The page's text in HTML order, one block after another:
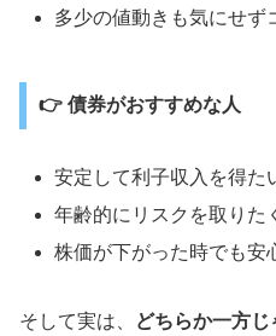
多少の値動きも気にせず
👉 債券がおすすめな人
安定して利子収入を得た
年齢的にリスクを取りた
株価が下がった時でも安
そして実は、
どちらか一方